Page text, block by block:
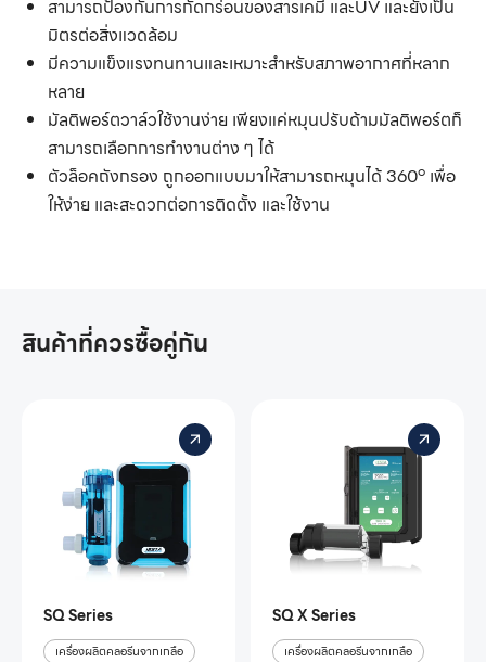
สามารถป้องกันการกัดกร่อนของสารเคมี และUV และยังเป็น
มิตรต่อสิ่งแวดล้อม
มีความแข็งแรงทนทานและเหมาะสำหรับสภาพอากาศที่หลาก
หลาย
มัลติพอร์ตวาล์วใช้งานง่าย เพียงแค่หมุนปรับด้ามมัลติพอร์ตก็
สามารถเลือกการทำงานต่าง ๆ ได้
ตัวล็อคถังกรอง ถูกออกแบบมาให้สามารถหมุนได้ 360๐ เพื่อ
ให้ง่าย และสะดวกต่อการติดตั้ง และใช้งาน
สินค้าที่ควรซื้อคู่กัน
SQ Series
เครื่องผลิตคลอรีนจากเกลือ
SQ X Series
เครื่องผลิตคลอรีนจากเกลือ